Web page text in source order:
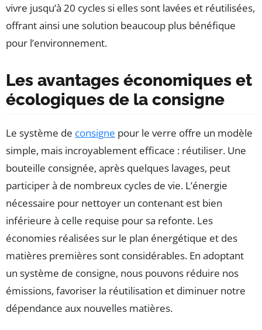
vivre jusqu’à 20 cycles si elles sont lavées et réutilisées,
offrant ainsi une solution beaucoup plus bénéfique
pour l’environnement.
Les avantages économiques et
écologiques de la consigne
Le système de consigne pour le verre offre un modèle
simple, mais incroyablement efficace : réutiliser. Une
bouteille consignée, après quelques lavages, peut
participer à de nombreux cycles de vie. L’énergie
nécessaire pour nettoyer un contenant est bien
inférieure à celle requise pour sa refonte. Les
économies réalisées sur le plan énergétique et des
matières premières sont considérables. En adoptant
un système de consigne, nous pouvons réduire nos
émissions, favoriser la réutilisation et diminuer notre
dépendance aux nouvelles matières.